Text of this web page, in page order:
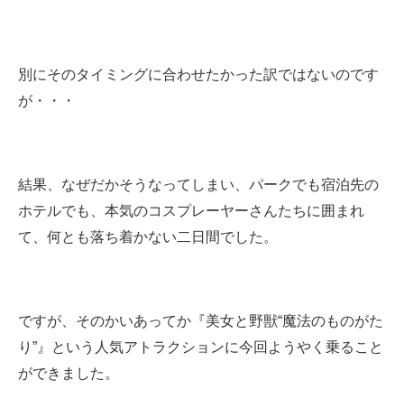
別にそのタイミングに合わせたかった訳ではないのです
が・・・
結果、なぜだかそうなってしまい、パークでも宿泊先の
ホテルでも、本気のコスプレーヤーさんたちに囲まれ
て、何とも落ち着かない二日間でした。
ですが、そのかいあってか『美女と野獣“魔法のものがた
り”』という人気アトラクションに今回ようやく乗ること
ができました。